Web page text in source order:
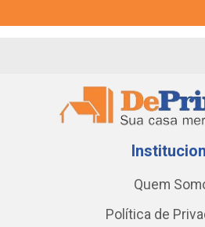
Quem
Política de